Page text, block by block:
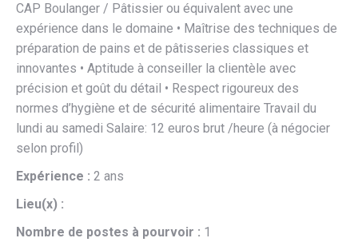
CAP Boulanger / Pâtissier ou équivalent avec une
expérience dans le domaine • Maîtrise des techniques de
préparation de pains et de pâtisseries classiques et
innovantes • Aptitude à conseiller la clientèle avec
précision et goût du détail • Respect rigoureux des
normes d’hygiène et de sécurité alimentaire Travail du
lundi au samedi Salaire: 12 euros brut /heure (à négocier
selon profil)
Expérience : 2 ans
Lieu(x) :
Nombre de postes à pourvoir : 1